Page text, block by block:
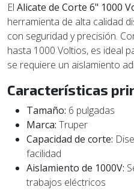
El Alicate de Corte 6" 1000
herramienta de alta calidad
con seguridad y precisión.
hasta 1000 Voltios, es ideal
se requiere un aislamiento
Características
Tamaño: 6 pulgadas
Marca: Truper
Capacidad de corte:
facilidad
Aislamiento de 1000V:
trabajos eléctricos